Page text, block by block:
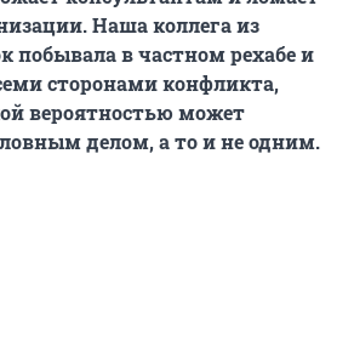
Наша коллега из
побывала в частном рехабе и
сторонами конфликта,
вероятностью может
делом, а то и не одним.